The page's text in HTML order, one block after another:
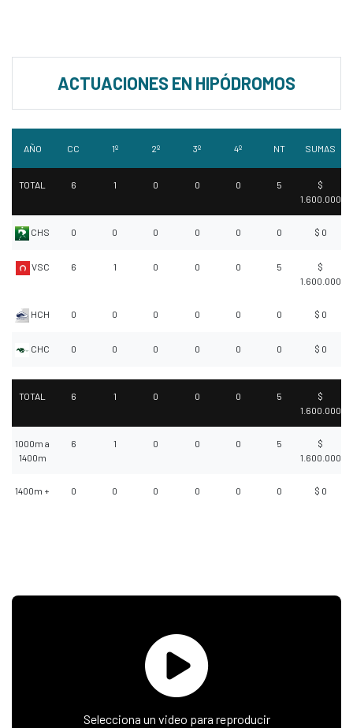
ACTUACIONES EN HIPÓDROMOS
AÑO CC 1º 2º 3º 4º NT SUMAS
TOTAL 6 1 0 0 0 5
$
1.600.000
CHS 0 0 0 0 0 0 $ 0
VSC 6 1 0 0 0 5
$
1.600.000
HCH 0 0 0 0 0 0 $ 0
CHC 0 0 0 0 0 0 $ 0
TOTAL 6 1 0 0 0 5
$
1.600.000
1000m a
1400m
6 1 0 0 0 5
$
1.600.000
1400m + 0 0 0 0 0 0 $ 0
Selecciona un video para reproducir